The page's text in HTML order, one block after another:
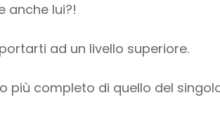
anche lui?!
ad un livello superiore.
più completo di quello del